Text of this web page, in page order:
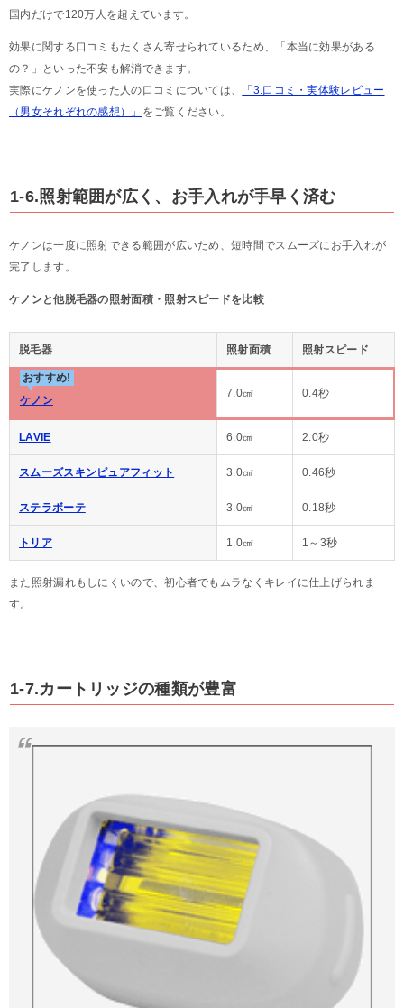
国内だけで120万人を超えています。
効果に関する口コミもたくさん寄せられているため、「本当に効果がある
の？」といった不安も解消できます。
実際にケノンを使った人の口コミについては、
「3.口コミ・実体験レビュー
（男女それぞれの感想）」 をご覧ください。
1-6.照射範囲が広く、お手入れが手早く済む
ケノンは一度に照射できる範囲が広いため、短時間でスムーズにお手入れが
完了します。
ケノンと他脱毛器の照射面積・照射スピードを比較
脱毛器 照射面積 照射スピード
おすすめ!
ケノン
7.0㎠ 0.4秒
LAVIE 6.0㎠ 2.0秒
スムーズスキンピュアフィット 3.0㎠ 0.46秒
ステラボーテ 3.0㎠ 0.18秒
トリア 1.0㎠ 1～3秒
また照射漏れもしにくいので、初心者でもムラなくキレイに仕上げられま
す。
1-7.カートリッジの種類が豊富